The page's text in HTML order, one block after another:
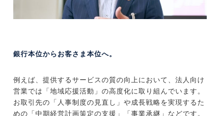
銀行本位からお客さま本位へ。
例えば、提供するサービスの質の向上において、法人向け
営業では「地域応援活動」の高度化に取り組んでいます。
お取引先の「人事制度の見直し」や成長戦略を実現するた
めの「中期経営計画策定の支援」「事業承継」などです。